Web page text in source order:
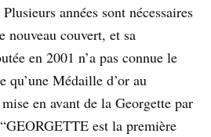
années sont nécessaires
nouveau couvert, et sa
en 2001 n’a pas connue le
qu’une Médaille d’or au
en avant de la Georgette par
est la première